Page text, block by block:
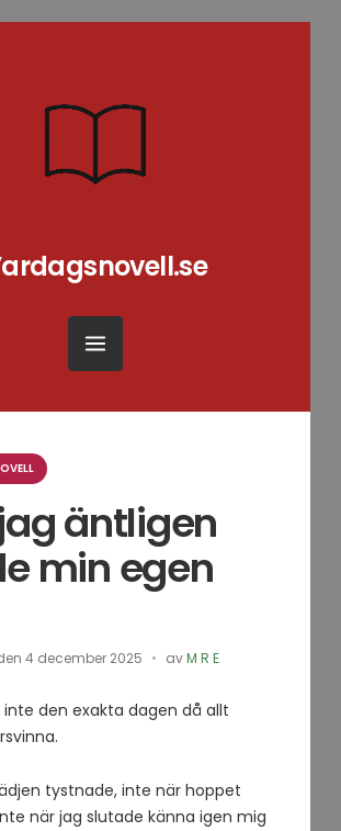
äntligen
min egen
4 december 2025 avM R E
inte den exakta dagen då allt
tystnade, inte när hoppet
när jag slutade känna igen mig